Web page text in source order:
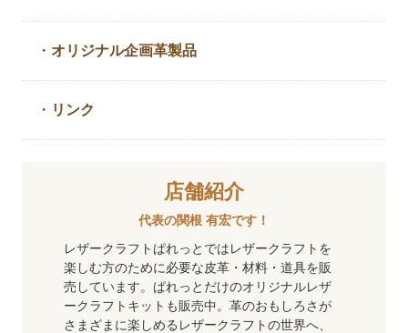
・ オリジナル企画革製品
・ リンク
店舗紹介
代表の関根 有宏です！
レザークラフトぱれっとではレザークラフトを
楽しむ方のために必要な皮革・材料・道具を販
売しています。ぱれっとだけのオリジナルレザ
ークラフトキットも販売中。革のおもしろさが
さまざまに楽しめるレザークラフトの世界へ、